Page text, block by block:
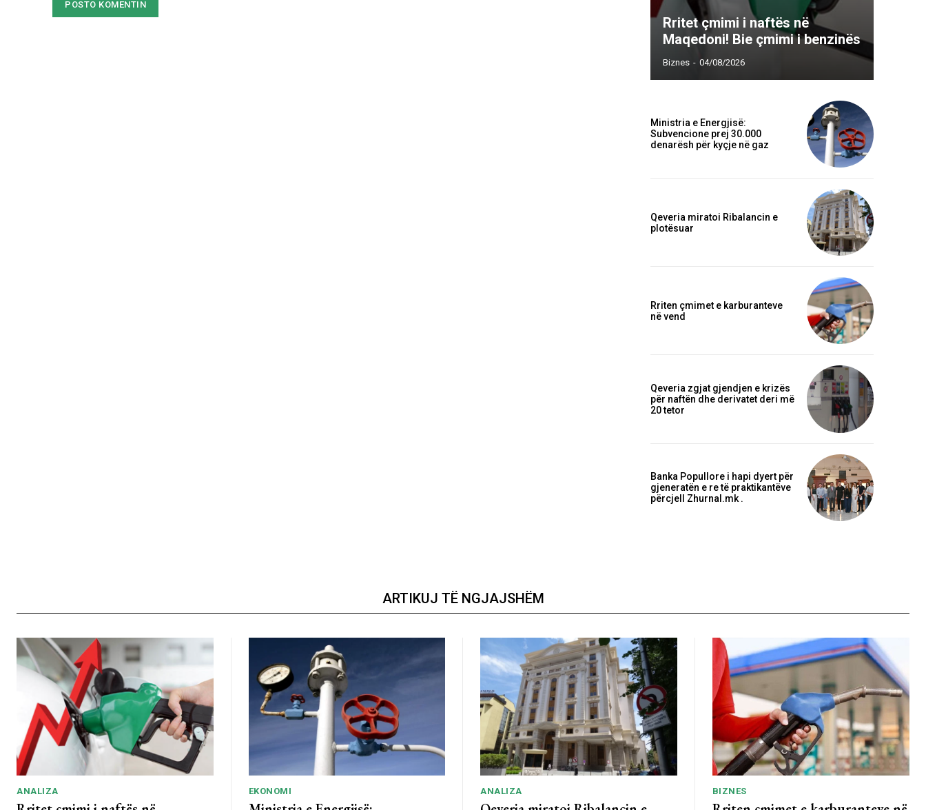
Rritet çmimi i naftës në
Maqedoni! Bie çmimi i benzinës
Biznes - 04/08/2026
Ministria e Energjisë:
Subvencione prej 30.000
denarësh për kyçje në gaz
Qeveria miratoi Ribalancin e
plotësuar
Rriten çmimet e karburanteve
në vend
Qeveria zgjat gjendjen e krizës
për naftën dhe derivatet deri më
20 tetor
Banka Popullore i hapi dyert për
gjeneratën e re të praktikantëve
përcjell Zhurnal.mk .
ARTIKUJ TË NGJAJSHËM
ANALIZA EKONOMI ANALIZA BIZNES